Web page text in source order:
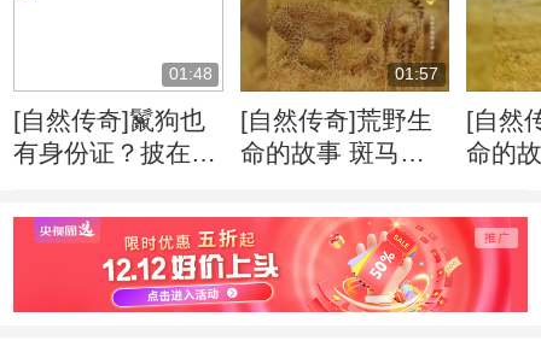
01:48
[自然传奇]鬣狗也
有身份证？披在身
01:57
[自然传奇]荒野生
命的故事 斑马牛
动物带来一场盛宴
[自然
命的
千里